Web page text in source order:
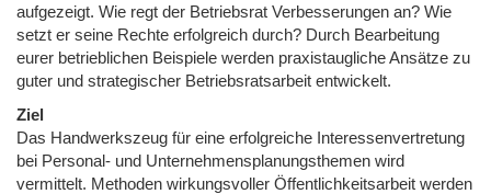
aufgezeigt. Wie regt der Betriebsrat Verbesserungen an? Wie
setzt er seine Rechte erfolgreich durch? Durch Bearbeitung
eurer betrieblichen Beispiele werden praxistaugliche Ansätze zu
guter und strategischer Betriebsratsarbeit entwickelt.
Ziel
Das Handwerkszeug für eine erfolgreiche Interessenvertretung
bei Personal- und Unternehmensplanungsthemen wird
vermittelt. Methoden wirkungsvoller Öffentlichkeitsarbeit werden